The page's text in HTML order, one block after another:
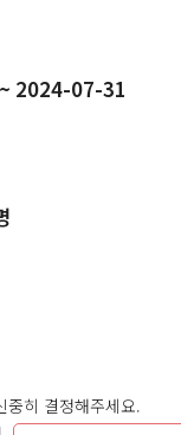
2024-07-31
히 결정해주세요.